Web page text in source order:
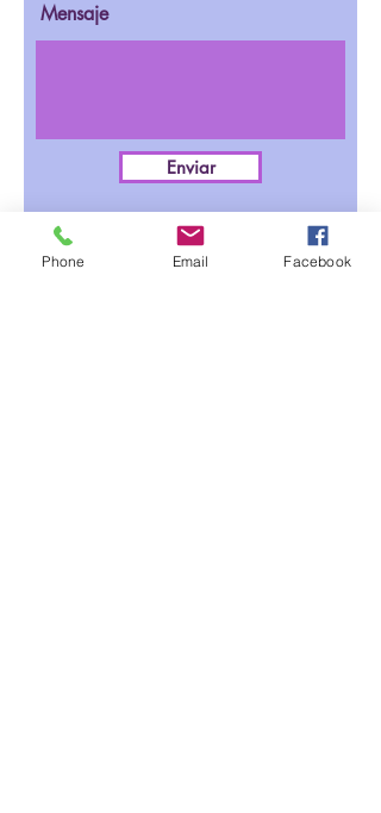
Mensaje
Enviar
Phone Email Facebook